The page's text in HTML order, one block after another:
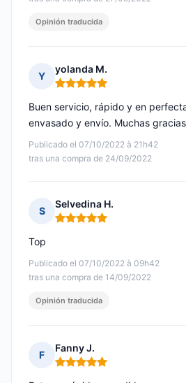
Opinión traducida
Y
yolanda M.
Nota: 5 de 5
Publicado el 07/10/2022 à 21h42
tras una compra de 24/09/2022
Buen servicio, rápido y en
envasado y envío. Muchas gracias
S
Selvedina H.
Nota: 5 de 5
Publicado el 07/10/2022 à 09h42
tras una compra de 14/09/2022
Top
Opinión traducida
F
Fanny J.
Nota: 5 de 5